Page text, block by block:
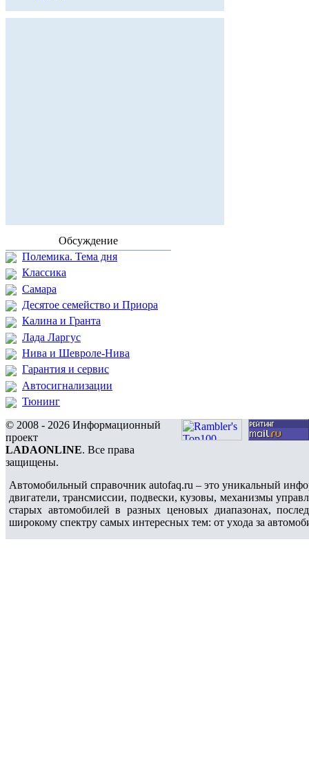
Обсуждение
Полемика. Тема дня
Классика
Самара
Десятое семейство и Приора
Калина и Гранта
Лада Ларгус
Нива и Шевроле-Нива
Гарантия и сервис
Автосигнализации
Тюнинг
© 2008 - 2026 Информационный
проект
LADAONLINE. Все права
защищены.
Автомобильный справочник autofaq.ru – это уникальный
двигатели, трансмиссии, подвески, кузовы, механизмы
старых автомобилей в разных ценовых диапазонах,
широкому спектру самых интересных тем: от ухода за